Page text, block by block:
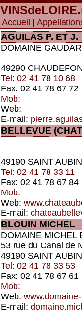
VINSdeLOIRE
Accueil
AGUILAS P. ET J.
DOMAINE
49290
Tel: 02 41 78 10 68
Fax: 02 41 78 67 72
Mob:
Web:
E-mail:
BELLEVUE
49190 SAINT
Tel: 02 41 78 33 11
Fax: 02 41 78 67 84
Mob:
Web:
E-mail:
BLOUIN MICHEL
DOMAINE MICHEL
53 rue du Canal de
49190 SAINT
Tel: 02 41 78 33 53
Fax: 02 41 78 67 61
Mob:
Web:
E-mail: